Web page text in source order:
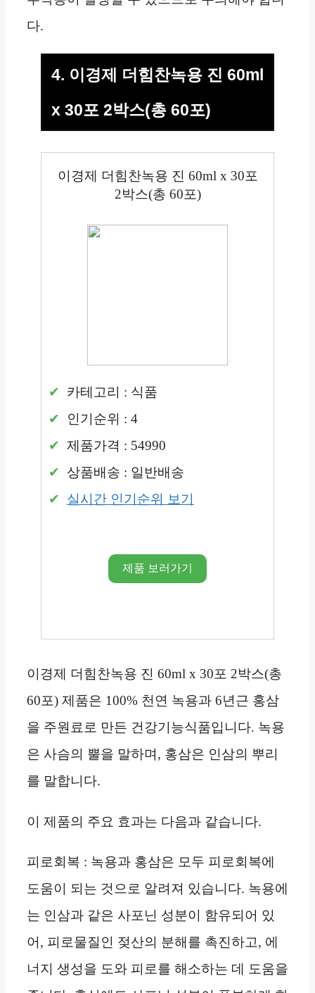
다.
4. 이경제 더힘찬녹용 진 60ml
x 30포 2박스(총 60포)
이경제 더힘찬녹용 진 60ml x 30포
2박스(총 60포)
카테고리 : 식품
인기순위 : 4
제품가격 : 54990
상품배송 : 일반배송
실시간 인기순위 보기
제품 보러가기
이경제 더힘찬녹용 진 60ml x 30포 2박스(총
60포) 제품은 100% 천연 녹용과 6년근 홍삼
을 주원료로 만든 건강기능식품입니다. 녹용
은 사슴의 뿔을 말하며, 홍삼은 인삼의 뿌리
를 말합니다.
이 제품의 주요 효과는 다음과 같습니다.
피로회복 : 녹용과 홍삼은 모두 피로회복에
도움이 되는 것으로 알려져 있습니다. 녹용에
는 인삼과 같은 사포닌 성분이 함유되어 있
어, 피로물질인 젖산의 분해를 촉진하고, 에
너지 생성을 도와 피로를 해소하는 데 도움을